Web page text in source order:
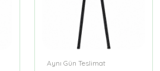
Aynı Gün Teslimat